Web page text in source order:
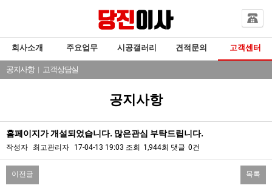
회사소개 주요업무 시공갤러리 견적문의 고객센터
공지사항| 고객상담실
공지사항
홈페이지가 개설되었습니다. 많은관심 부탁드립니다.
작성자 최고관리자 17-04-13 19:03 조회 1,944회 댓글 0건
이전글 목록